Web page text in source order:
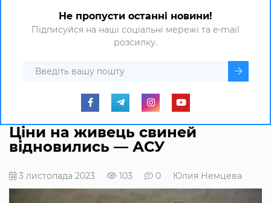
Не пропусти останні новини!
Підписуйся на наші соціальні мережі та e-mail
розсилку.
Ціни на живець свиней
відновились — АСУ
3 листопада 2023 103 0 Юлия Немцева